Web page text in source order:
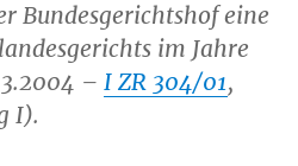
Bundesgerichtshof eine
im Jahre
– I ZR 304/01,
I).